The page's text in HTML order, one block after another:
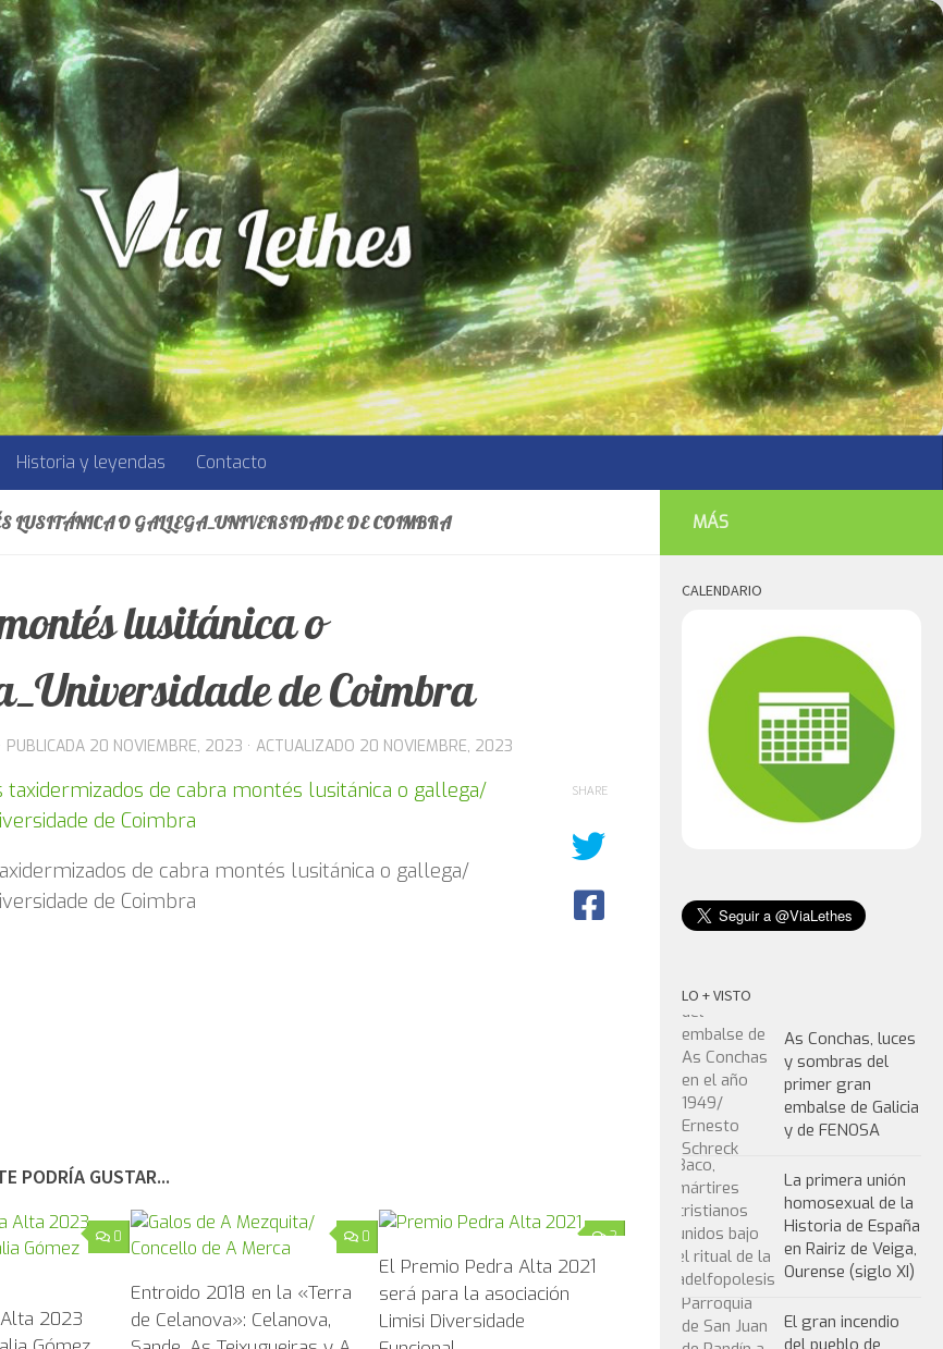
Historia y leyendas Contacto
LUSITÁNICA O GALLEGA_UNIVERSIDADE DE COIMBRA
lusitánica o
de Coimbra
· PUBLICADA 20 NOVIEMBRE, 2023 · ACTUALIZADO 20 NOVIEMBRE, 2023
de cabra montés lusitánica o gallega/
de Coimbra
SHARE
PODRÍA GUSTAR...
0
2023
0
Entroido 2018 en la «Terra
de Celanova»: Celanova,
2
El Premio Pedra Alta 2021
será para la asociación
Limisi Diversidade
MÁS
CALENDARIO
LO + VISTO
As Conchas, luces
y sombras del
primer gran
embalse de Galicia
y de FENOSA
La primera unión
homosexual de la
Historia de España
en Rairiz de Veiga,
Ourense (siglo XI)
El gran incendio
del pueblo de